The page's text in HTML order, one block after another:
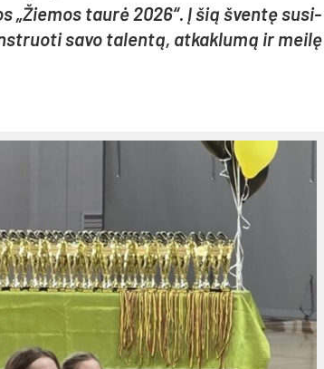
„Žie­mos tau­rė 2026“. Į šią šven­tę su­si­
sa­vo ta­len­tą, at­kak­lu­mą ir mei­lę